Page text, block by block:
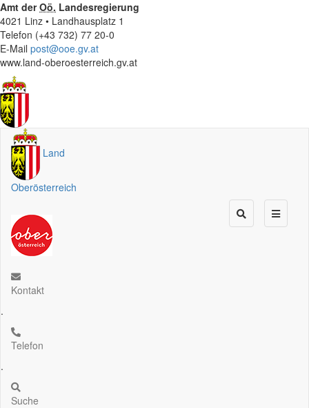
Amt derOö. Landesregierung
4021 Linz • Landhausplatz 1
Telefon (+43 732) 77 20-0
E-Mail post@ooe.gv.at
www.land-oberoesterreich.gv.at
Land
Oberösterreich
Kontakt
.
Telefon
.
Suche